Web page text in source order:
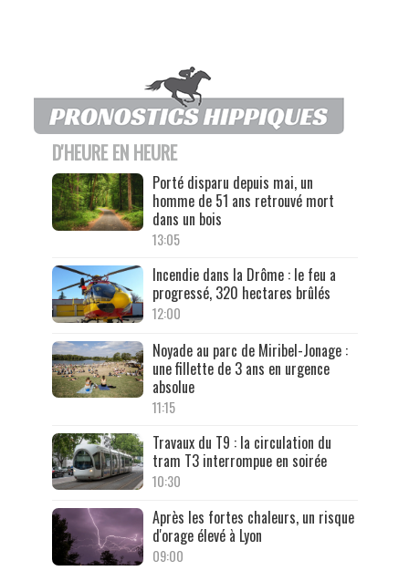
D'HEURE EN HEURE
Porté disparu depuis mai, un
homme de 51 ans retrouvé mort
dans un bois
13:05
Incendie dans la Drôme : le feu a
progressé, 320 hectares brûlés
12:00
Noyade au parc de Miribel-Jonage :
une fillette de 3 ans en urgence
absolue
11:15
Travaux du T9 : la circulation du
tram T3 interrompue en soirée
10:30
Après les fortes chaleurs, un risque
d'orage élevé à Lyon
09:00